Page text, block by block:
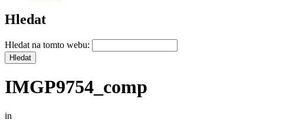
Hledat
Hledat na tomto webu:
IMGP9754_comp
in